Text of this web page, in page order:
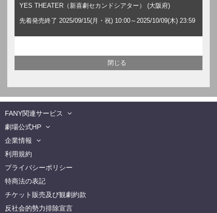
YES THEATER（新喜劇セカンドシアター） (大阪府)
先着発売終了 2025/09/15(月・祝) 10:00～2025/10/09(木) 23:59
FANY関連サービス
劇場公式HP
企業情報
利用規約
プライバシーポリシー
特商法の表記
チケット販売及び観劇約款
反社会的勢力排除宣言